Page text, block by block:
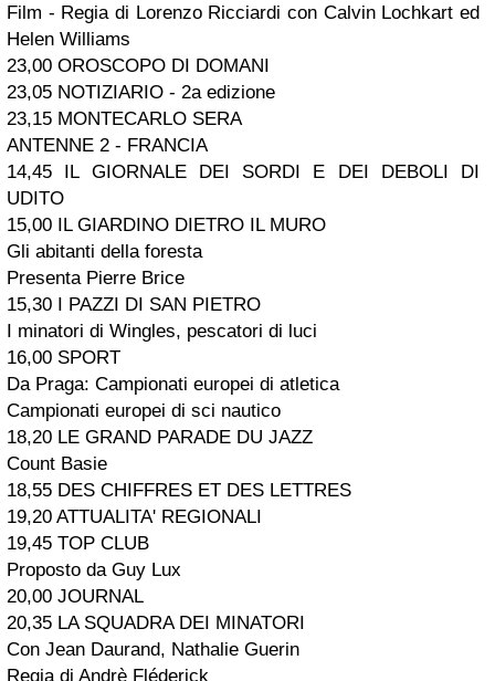
Film - Regia di Lorenzo Ricciardi con Calvin Lochkart ed
Helen Williams
23,00 OROSCOPO DI DOMANI
23,05 NOTIZIARIO - 2a edizione
23,15 MONTECARLO SERA
ANTENNE 2 - FRANCIA
14,45 IL GIORNALE DEI SORDI E DEI DEBOLI DI
UDITO
15,00 IL GIARDINO DIETRO IL MURO
Gli abitanti della foresta
Presenta Pierre Brice
15,30 I PAZZI DI SAN PIETRO
I minatori di Wingles, pescatori di luci
16,00 SPORT
Da Praga: Campionati europei di atletica
Campionati europei di sci nautico
18,20 LE GRAND PARADE DU JAZZ
Count Basie
18,55 DES CHIFFRES ET DES LETTRES
19,20 ATTUALITA' REGIONALI
19,45 TOP CLUB
Proposto da Guy Lux
20,00 JOURNAL
20,35 LA SQUADRA DEI MINATORI
Con Jean Daurand, Nathalie Guerin
Regia di Andrè Fléderick